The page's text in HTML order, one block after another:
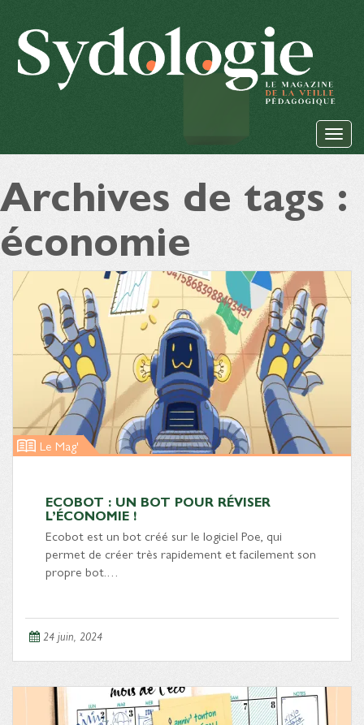
Archives de tags :
économie
Le Mag'
ECOBOT : UN BOT POUR RÉVISER
L’ÉCONOMIE !
Ecobot est un bot créé sur le logiciel Poe, qui
permet de créer très rapidement et facilement son
propre bot.…
24 juin, 2024